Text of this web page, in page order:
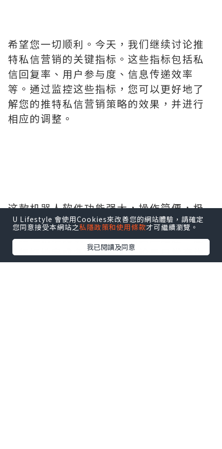
希望您一切顺利。今天，我们继续讨论推
特私信营销的关键指标。这些指标包括私
信回复率、用户参与度、信息传递效率
等。通过监控这些指标，您可以更好地了
解您的推特私信营销策略的效果，并进行
相应的调整。
这款机器人软件功能强大，操作简便，极
大地提升了我的工作效率。它的自动化任
务处理精准无误，智能对话反应迅速，能
够很好地完成各种指令。无论是日常查询
U Lifestyle 會使用Cookies來改善您的網站體驗，請確定
您同意接受本網站之私隱政策和使用條款才可繼續瀏覽。
我已閱讀及同意